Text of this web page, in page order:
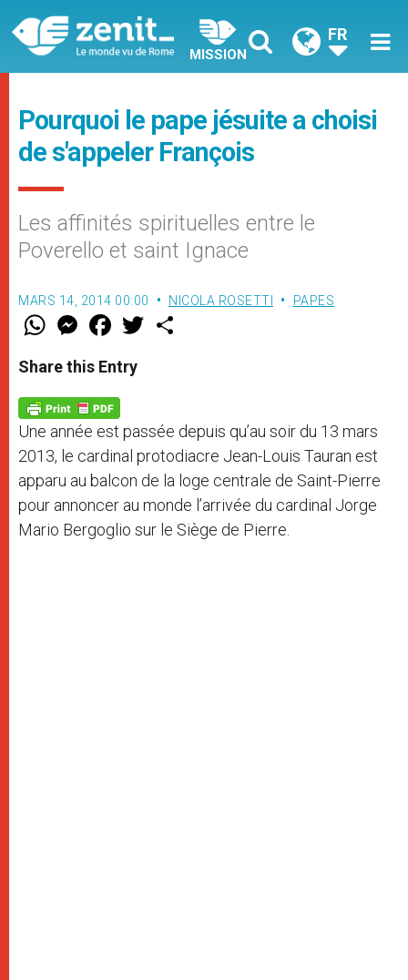
MISSION
FR
Pourquoi le pape jésuite a choisi
de s'appeler François
Les affinités spirituelles entre le
Poverello et saint Ignace
MARS 14, 2014 00:00 NICOLA ROSETTI PAPES
W
t
s
p
p
M
e
s
e
g
e
r
F
a
e
b
o
k
w
Share this Entry
Une année est passée depuis qu’au soir du 13 mars
2013, le cardinal protodiacre Jean-Louis Tauran est
apparu au balcon de la loge centrale de Saint-Pierre
pour annoncer au monde l’arrivée du cardinal Jorge
Mario Bergoglio sur le Siège de Pierre.